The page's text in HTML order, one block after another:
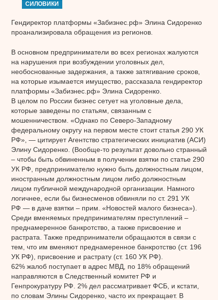
СИЛОВИКИ
Гендиректор платформы «Забизнес.рф» Элина Сидоренко
проанализировала обращения из регионов.
В основном предприниматели во всех регионах жалуются
на нарушения при возбуждении уголовных дел,
необоснованные задержания, а также затягивание сроков,
на которые изымается имущество, рассказала гендиректор
платформы «Забизнес.рф» Элина Сидоренко.
В целом по России бизнес сетует на уголовные дела,
которые заведены по статьям, связанным с
мошенничеством. «Однако по Северо-Западному
федеральному округу на первом месте стоит статья 290 УК
РФ», — цитирует Агентство стратегических инициатив (АСИ)
Элину Сидоренко. (Вообще-то результат довольно странный
– чтобы быть обвиненным в получении взятки по статье 290
УК РФ, предпринимателю нужно быть должностным лицом,
иностранным должностным лицом либо должностным
лицом публичной международной организации. Намного
логичнее, если бы бизнесменов обвиняли по ст. 291 УК
РФ — в даче взятки – прим. «Новостей малого бизнеса»).
Среди вменяемых предпринимателям преступлений –
преднамеренное банкротство, а также присвоение и
растрата. Также предприниматели обращаются в связи с
тем, что им вменяют преднамеренное банкротство (ст. 196
УК РФ), присвоение и растрату (ст. 160 УК РФ).
62% жалоб поступает в адрес МВД, по 18% обращений
направляются в Следственный комитет РФ и
Генпрокуратуру РФ. 2% дел рассматривает ФСБ, и кстати,
по словам Элины Сидоренко, часто их прекращает. В